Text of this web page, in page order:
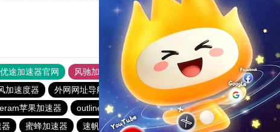
优途加速器官网 风驰加速器
旋风加速器
加速度器 外网网址导航 软件中心 雷霆加速
狂飙加速器
苹果加速器 outline
永久不收费的vp加速器2023
蜜蜂加速器 速帆加速器 免费vqn加速外网